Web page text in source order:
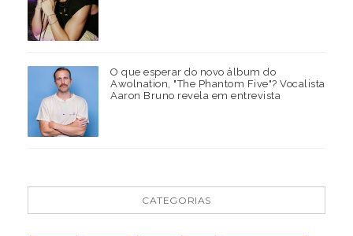
O que esperar do novo álbum do
Awolnation, "The Phantom Five"? Vocalista
Aaron Bruno revela em entrevista
CATEGORIAS